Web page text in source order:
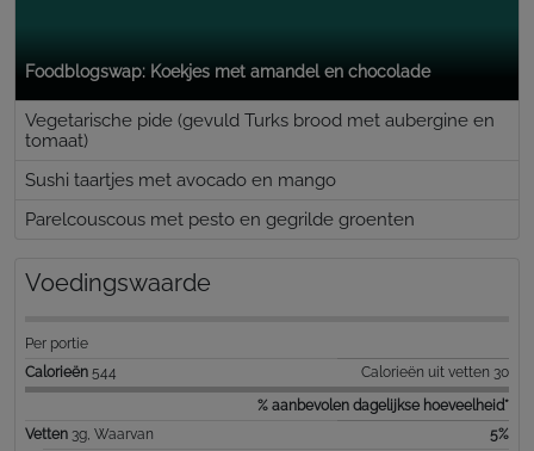
Foodblogswap: Koekjes met amandel en chocolade
Vegetarische pide (gevuld Turks brood met aubergine en
tomaat)
Sushi taartjes met avocado en mango
Parelcouscous met pesto en gegrilde groenten
Voedingswaarde
Per portie
Calorieën 544
Calorieën uit vetten 30
% aanbevolen dagelijkse hoeveelheid*
Vetten 3g, Waarvan
5%